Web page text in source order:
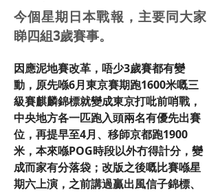
今個星期日本戰報，主要同大家
睇四組3歲賽事。
因應泥地賽改革，唔少3歲賽都有變
動，原先喺6月東京賽期跑1600米嘅三
級賽麒麟錦標就變成東京打吡前哨戰，
中央地方各一匹跑入頭兩名有優先出賽
位，再提早至4月、移師京都跑1900
米，本來喺POG時段以外冇得計分，變
成而家有分落袋；改版之後嘅比賽喺星
期六上演，之前講過贏出風信子錦標、